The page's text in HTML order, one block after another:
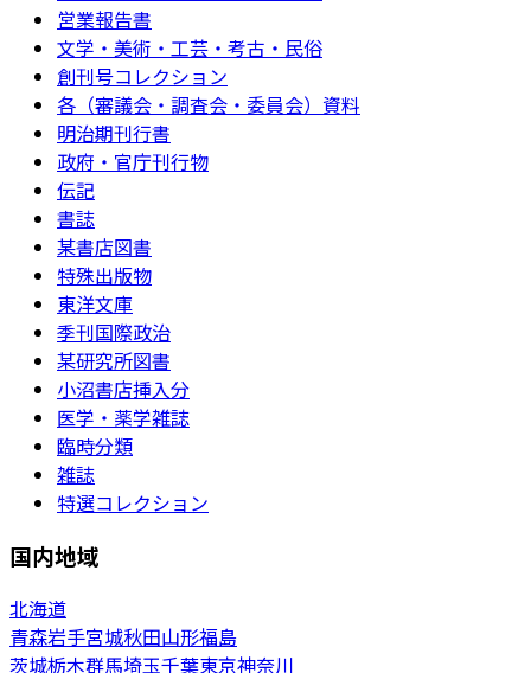
営業報告書
文学・美術・工芸・考古・民俗
創刊号コレクション
各（審議会・調査会・委員会）資料
明治期刊行書
政府・官庁刊行物
伝記
書誌
某書店図書
特殊出版物
東洋文庫
季刊国際政治
某研究所図書
小沼書店挿入分
医学・薬学雑誌
臨時分類
雑誌
特選コレクション
国内地域
北海道
青森岩手宮城秋田山形福島
茨城栃木群馬埼玉千葉東京神奈川